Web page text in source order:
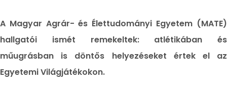
A Magyar Agrár- és Élettudományi Egyetem (MATE)
hallgatói ismét remekeltek: atlétikában és
műugrásban is döntős helyezéseket értek el az
Egyetemi Világjátékokon.